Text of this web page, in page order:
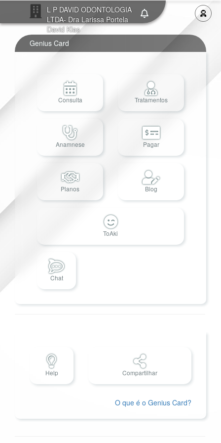
L P DAVID ODONTOLOGIA
LTDA- Dra Larissa Portela
David Klas
Genius Card
Consulta Tratamentos
Anamnese Pagar
Planos Blog
ToAki
Chat
Compartilhar
Help
O que é o Genius Card?